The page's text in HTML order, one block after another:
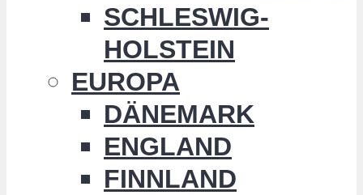
SCHLESWIG-
HOLSTEIN
EUROPA
DÄNEMARK
ENGLAND
FINNLAND